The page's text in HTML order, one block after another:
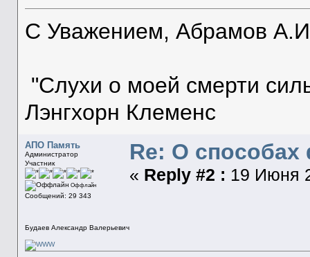
С Уважением, Абрамов
"Слухи о моей смерти
Лэнгхорн Клеменс
АПО Память
Администратор
Участник
Оффлайн
Сообщений: 29 343
Будаев Александр Валерьевич
Re: О
« Reply #2 : 19 Июня